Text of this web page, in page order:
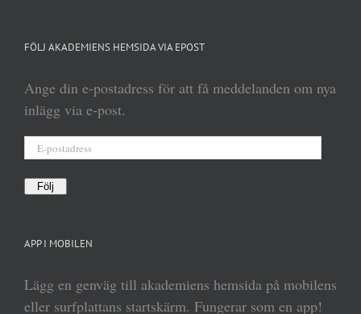
FÖLJ AKADEMIENS HEMSIDA VIA EPOST
Ange din e-postadress för att få meddelanden om nya
inlägg via e-post.
Följ
APP I MOBILEN
Lägg en genväg till akademiens hemsida på mobilens
eller surfplattans startskärm. Fungerar som en app!